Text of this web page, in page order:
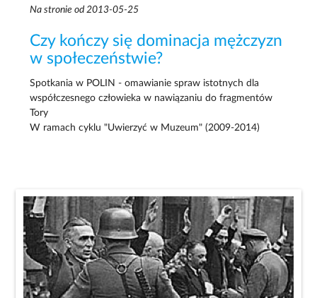
Na stronie od 2013-05-25
Czy kończy się dominacja mężczyzn
w społeczeństwie?
Spotkania w POLIN - omawianie spraw istotnych dla
współczesnego człowieka w nawiązaniu do fragmentów
Tory
W ramach cyklu "Uwierzyć w Muzeum" (2009-2014)